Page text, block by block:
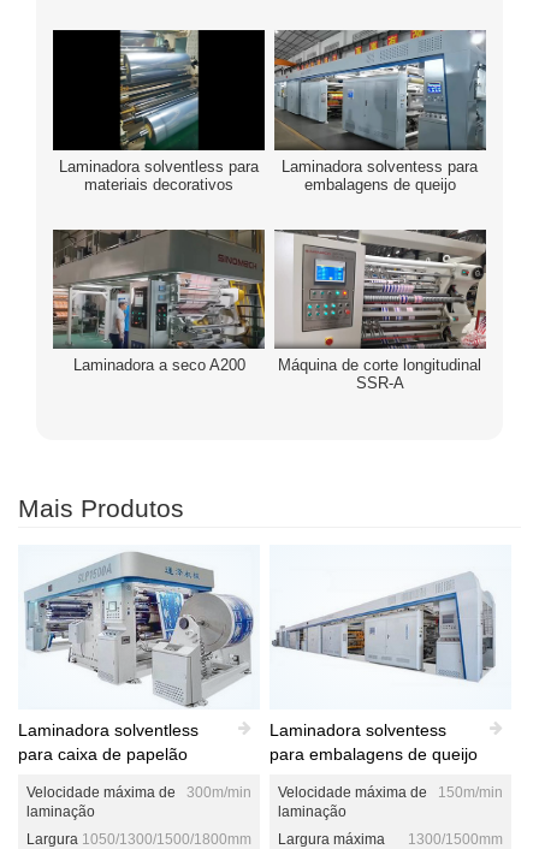
Laminadora solventless para
materiais decorativos
Laminadora solventess para
embalagens de queijo
Laminadora a seco A200
Máquina de corte longitudinal
SSR-A
Mais Produtos
Laminadora solventless
para caixa de papelão
Velocidade máxima de
laminação
300m/min
Largura 1050/1300/1500/1800mm
Laminadora solventess
para embalagens de queijo
Velocidade máxima de
laminação
150m/min
Largura máxima
1300/1500mm